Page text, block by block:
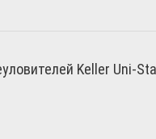
Keller Uni-